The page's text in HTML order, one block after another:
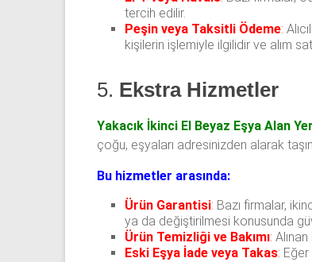
tercih edilir.
Peşin veya Taksitli Ödeme:
kişilerin işlemiyle ilgilidir ve alım
5. Ekstra Hizmetler
Yakacık İkinci El Beyaz Eşya Alan
çoğu, eşyaları adresinizden alarak
Bu hizmetler arasında:
Ürün Garantisi: Bazı firmalar,
ya da değiştirilmesi konusunda
Ürün Temizliği ve Bakımı:
Eski Eşya İade veya Takas: